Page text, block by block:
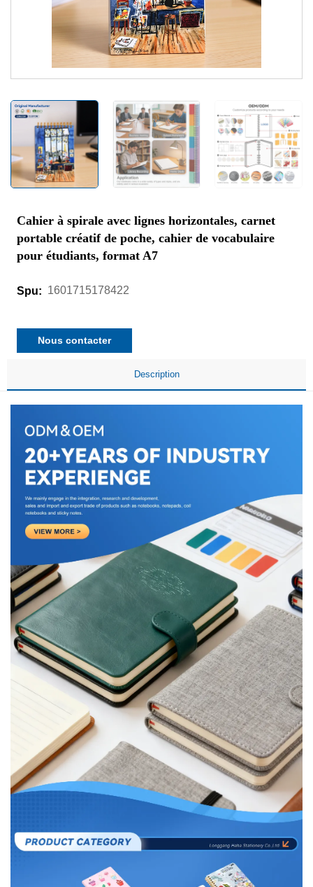
Cahier à spirale avec lignes horizontales, carnet
portable créatif de poche, cahier de vocabulaire
pour étudiants, format A7
Spu: 1601715178422
Nous contacter
Description